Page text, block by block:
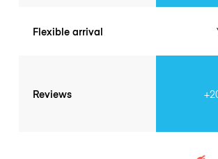
Flexible arrival
Reviews